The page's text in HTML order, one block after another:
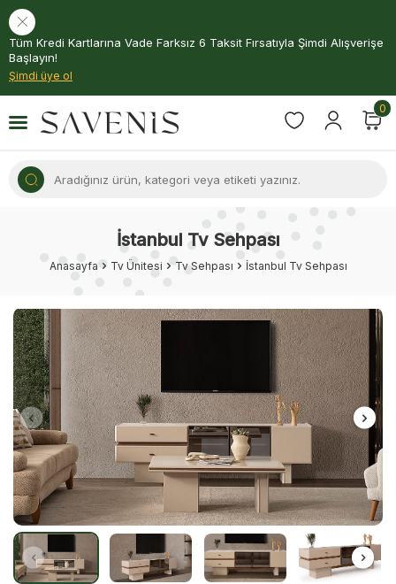
Tüm Kredi Kartlarına Vade Farksız 6 Taksit Fırsatıyla Şimdi Alışverişe
Başlayın!
Şimdi üye ol
0
İstanbul Tv Sehpası
Anasayfa Tv Ünitesi Tv Sehpası İstanbul Tv Sehpası